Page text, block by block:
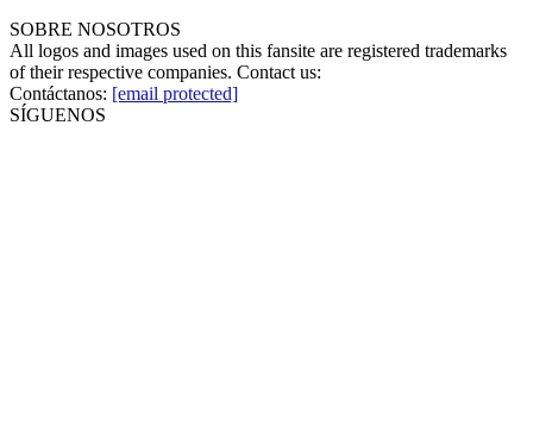
SOBRE NOSOTROS
All logos and images used on this fansite are registered trademarks
of their respective companies. Contact us:
Contáctanos: [email protected]
SÍGUENOS